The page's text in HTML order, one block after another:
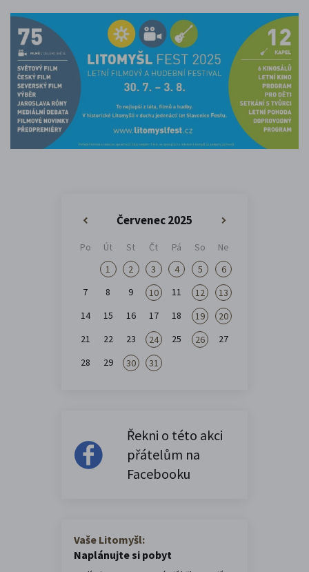
Červenec 2025
»
Po Út St Čt Pá So
Ne
1
2 3 4 5
6
7
8 9 10 11 12
13
14
15 16 17 18 19
20
21
22 23 24 25 26
27
28
29 30 31
Řekni o této akci
přátelům na
Facebooku
Vaše Litomyšl:
Naplánujte si pobyt